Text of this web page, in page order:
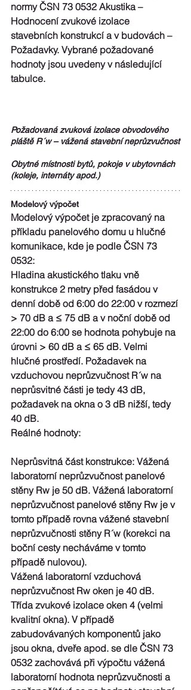
normy ČSN 73 0532 Akustika –
Hodnocení zvukové izolace
stavebních konstrukcí a v budovách –
Požadavky. Vybrané požadované
hodnoty jsou uvedeny v následující
tabulce.
Požadovaná zvuková izolace obvodového
pláště R´w – vážená stavební neprůzvučnost
Obytné místnosti bytů, pokoje v ubytovnách
(koleje, internáty apod.)
Modelový výpočet
Modelový výpočet je zpracovaný na
příkladu panelového domu u hlučné
komunikace, kde je podle ČSN 73
0532:
Hladina akustického tlaku vně
konstrukce 2 metry před fasádou v
denní době od 6:00 do 22:00 v rozmezí
> 70 dB a ≤ 75 dB a v noční době od
22:00 do 6:00 se hodnota pohybuje na
úrovni > 60 dB a ≤ 65 dB. Velmi
hlučné prostředí. Požadavek na
vzduchovou neprůzvučnost R´w na
neprůsvitné části je tedy 43 dB,
požadavek na okna o 3 dB nižší, tedy
40 dB.
Reálné hodnoty:
Neprůsvitná část konstrukce: Vážená
laboratorní neprůzvučnost panelové
stěny Rw je 50 dB. Vážená laboratorní
neprůzvučnost panelové stěny Rw je v
tomto případě rovna vážené stavební
neprůzvučnosti stěny R´w (korekci na
boční cesty necháváme v tomto
případě nulovou).
Vážená laboratorní vzduchová
neprůzvučnost Rw oken je 40 dB.
Třída zvukové izolace oken 4 (velmi
kvalitní okna). V případě
zabudovávaných komponentů jako
jsou okna, dveře apod. se dle ČSN 73
0532 zachovává při výpočtu vážená
laboratorní hodnota neprůzvučnosti a